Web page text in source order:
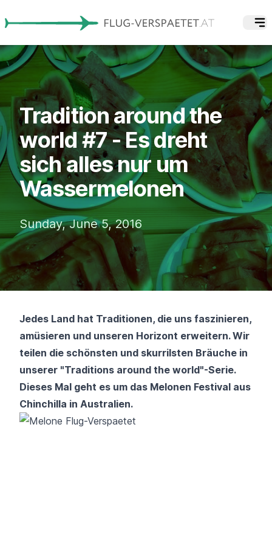
Tradition around the
world #7 - Es dreht
sich alles nur um
Wassermelonen
Sunday, June 5, 2016
Jedes Land hat Traditionen, die uns faszinieren,
amüsieren und unseren Horizont erweitern. Wir
teilen die schönsten und skurrilsten Bräuche in
unserer "Traditions around the world"-Serie.
Dieses Mal geht es um das Melonen Festival aus
Chinchilla in Australien.